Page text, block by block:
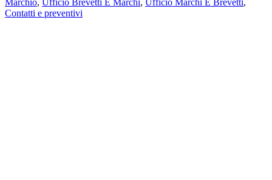
Contatti e preventivi